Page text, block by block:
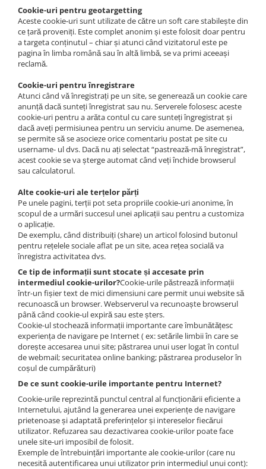
Cookie-uri pentru geotargetting
Aceste cookie-uri sunt utilizate de către un soft care stabilește din
ce țară proveniți. Este complet anonim și este folosit doar pentru
a targeta conținutul – chiar și atunci când vizitatorul este pe
pagina în limba română sau în altă limbă, se va primi aceeași
reclamă.
Cookie-uri pentru înregistrare
Atunci când vă înregistrați pe un site, se generează un cookie care
anunță dacă sunteți înregistrat sau nu. Serverele folosesc aceste
cookie-uri pentru a arăta contul cu care sunteți îngregistrat și
dacă aveți permisiunea pentru un serviciu anume. De asemenea,
se permite să se asocieze orice comentariu postat pe site cu
username- ul dvs. Dacă nu ați selectat “pastrează-mă înregistrat”,
acest cookie se va șterge automat când veți închide browserul
sau calculatorul.
Alte cookie-uri ale terțelor părți
Pe unele pagini, terții pot seta propriile cookie-uri anonime, în
scopul de a urmări succesul unei aplicații sau pentru a customiza
o aplicație.
De exemplu, când distribuiți (share) un articol folosind butonul
pentru rețelele sociale aflat pe un site, acea rețea socială va
înregistra activitatea dvs.
Ce tip de informații sunt stocate și accesate prin
intermediul cookie-urilor?Cookie-urile păstrează informații
într-un fișier text de mici dimensiuni care permit unui website să
recunoască un browser. Webserverul va recunoaște browserul
până când cookie-ul expiră sau este șters.
Cookie-ul stochează informații importante care îmbunătățesc
experiența de navigare pe Internet ( ex: setările limbii în care se
dorește accesarea unui site; păstrarea unui user logat în contul
de webmail; securitatea online banking; păstrarea produselor în
coșul de cumpărături)
De ce sunt cookie-urile importante pentru Internet?
Cookie-urile reprezintă punctul central al funcționării eficiente a
Internetului, ajutând la generarea unei experiențe de navigare
prietenoase și adaptată preferințelor și intereselor fiecărui
utilizator. Refuzarea sau dezactivarea cookie-urilor poate face
unele site-uri imposibil de folosit.
Exemple de întrebuințări importante ale cookie-urilor (care nu
necesită autentificarea unui utilizator prin intermediul unui cont):